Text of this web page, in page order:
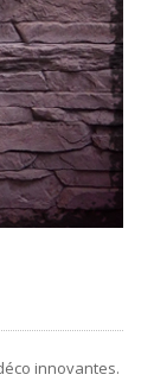
innovantes.